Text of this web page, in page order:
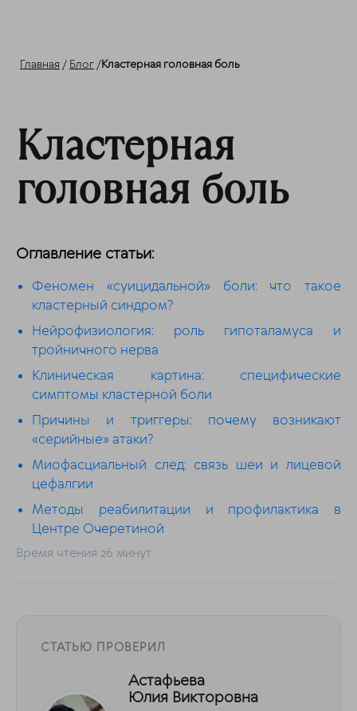
Главная / Блог /Кластерная головная боль
Кластерная
головная боль
Оглавление статьи:
Феномен «суицидальной» боли: что такое
кластерный синдром?
Нейрофизиология: роль гипоталамуса и
тройничного нерва
Клиническая картина: специфические
симптомы кластерной боли
Причины и триггеры: почему возникают
«серийные» атаки?
Миофасциальный след: связь шеи и лицевой
цефалгии
Методы реабилитации и профилактика в
Центре Очеретиной
Время чтения 26 минут
СТАТЬЮ ПРОВЕРИЛ
Астафьева
Юлия Викторовна